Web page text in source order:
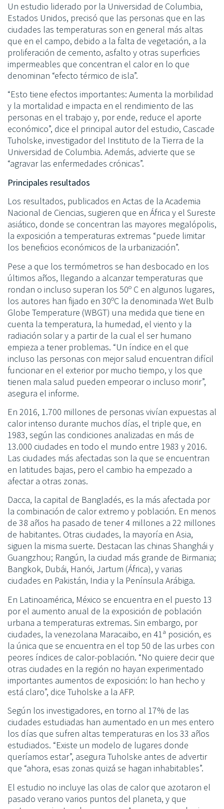
Un estudio liderado por la Universidad de Columbia,
Estados Unidos, precisó que las personas que en las
ciudades las temperaturas son en general más altas
que en el campo, debido a la falta de vegetación, a la
proliferación de cemento, asfalto y otras superficies
impermeables que concentran el calor en lo que
denominan “efecto térmico de isla”.
“Esto tiene efectos importantes: Aumenta la morbilidad
y la mortalidad e impacta en el rendimiento de las
personas en el trabajo y, por ende, reduce el aporte
económico”, dice el principal autor del estudio, Cascade
Tuholske, investigador del Instituto de la Tierra de la
Universidad de Columbia. Además, advierte que se
“agravar las enfermedades crónicas”.
Principales resultados
Los resultados, publicados en Actas de la Academia
Nacional de Ciencias, sugieren que en África y el Sureste
asiático, donde se concentran las mayores megalópolis,
la exposición a temperaturas extremas “puede limitar
los beneficios económicos de la urbanización”.
Pese a que los termómetros se han desbocado en los
últimos años, llegando a alcanzar temperaturas que
rondan o incluso superan los 50º C en algunos lugares,
los autores han fijado en 30ºC la denominada Wet Bulb
Globe Temperature (WBGT) una medida que tiene en
cuenta la temperatura, la humedad, el viento y la
radiación solar y a partir de la cual el ser humano
empieza a tener problemas. “Un índice en el que
incluso las personas con mejor salud encuentran difícil
funcionar en el exterior por mucho tiempo, y los que
tienen mala salud pueden empeorar o incluso morir”,
asegura el informe.
En 2016, 1.700 millones de personas vivían expuestas al
calor intenso durante muchos días, el triple que, en
1983, según las condiciones analizadas en más de
13.000 ciudades en todo el mundo entre 1983 y 2016.
Las ciudades más afectadas son la que se encuentran
en latitudes bajas, pero el cambio ha empezado a
afectar a otras zonas.
Dacca, la capital de Bangladés, es la más afectada por
la combinación de calor extremo y población. En menos
de 38 años ha pasado de tener 4 millones a 22 millones
de habitantes. Otras ciudades, la mayoría en Asia,
siguen la misma suerte. Destacan las chinas Shanghái y
Guangzhou; Rangún, la ciudad más grande de Birmania;
Bangkok, Dubái, Hanói, Jartum (África), y varias
ciudades en Pakistán, India y la Península Arábiga.
En Latinoamérica, México se encuentra en el puesto 13
por el aumento anual de la exposición de población
urbana a temperaturas extremas. Sin embargo, por
ciudades, la venezolana Maracaibo, en 41ª posición, es
la única que se encuentra en el top 50 de las urbes con
peores índices de calor-población. “No quiere decir que
otras ciudades en la región no hayan experimentado
importantes aumentos de exposición: lo han hecho y
está claro”, dice Tuholske a la AFP.
Según los investigadores, en torno al 17% de las
ciudades estudiadas han aumentado en un mes entero
los días que sufren altas temperaturas en los 33 años
estudiados. “Existe un modelo de lugares donde
queríamos estar”, asegura Tuholske antes de advertir
que “ahora, esas zonas quizá se hagan inhabitables”.
El estudio no incluye las olas de calor que azotaron el
pasado verano varios puntos del planeta, y que